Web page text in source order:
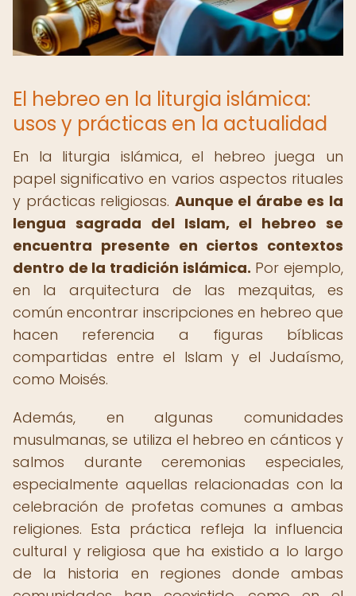
El hebreo en la liturgia islámica:
usos y prácticas en la actualidad
En la liturgia islámica, el hebreo juega un
papel significativo en varios aspectos rituales
y prácticas religiosas. Aunque el árabe es la
lengua sagrada del Islam, el hebreo se
encuentra presente en ciertos contextos
dentro de la tradición islámica. Por ejemplo,
en la arquitectura de las mezquitas, es
común encontrar inscripciones en hebreo que
hacen referencia a figuras bíblicas
compartidas entre el Islam y el Judaísmo,
como Moisés.
Además, en algunas comunidades
musulmanas, se utiliza el hebreo en cánticos y
salmos durante ceremonias especiales,
especialmente aquellas relacionadas con la
celebración de profetas comunes a ambas
religiones. Esta práctica refleja la influencia
cultural y religiosa que ha existido a lo largo
de la historia en regiones donde ambas